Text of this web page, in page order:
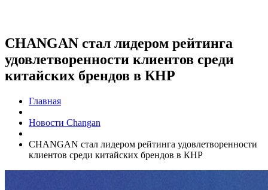
CHANGAN стал лидером рейтинга
удовлетворенности клиентов среди
китайских брендов в КНР
Главная
Новости Changan
CHANGAN стал лидером рейтинга удовлетворенности
клиентов среди китайских брендов в КНР